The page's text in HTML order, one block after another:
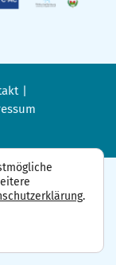
.
Cookie-Banner